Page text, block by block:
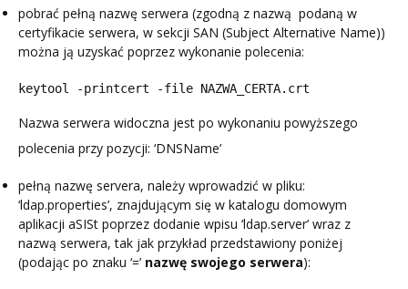
pobrać pełną nazwę serwera (zgodną z nazwą podaną w
certyfikacie serwera, w sekcji SAN (Subject Alternative Name))
można ją uzyskać poprzez wykonanie polecenia:
keytool -printcert -file NAZWA_CERTA.crt
Nazwa serwera widoczna jest po wykonaniu powyższego
polecenia przy pozycji: ‘DNSName’
pełną nazwę servera, należy wprowadzić w pliku:
‘ldap.properties’, znajdującym się w katalogu domowym
aplikacji aSISt poprzez dodanie wpisu ‘ldap.server’ wraz z
nazwą serwera, tak jak przykład przedstawiony poniżej
(podając po znaku ‘=’ nazwę swojego serwera):